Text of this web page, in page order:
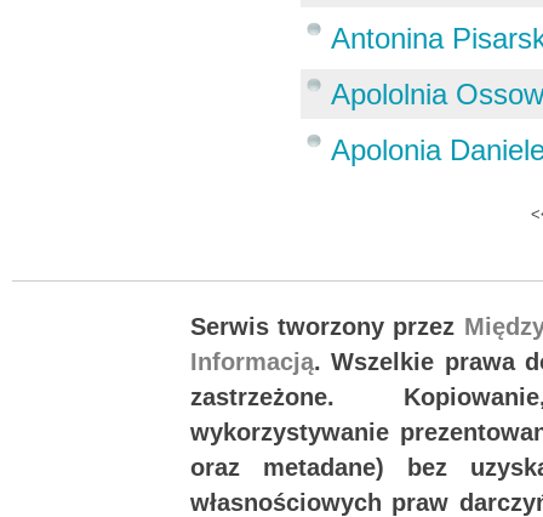
Antonina
Apololnia
Apolonia
Serwis tworzony przez
Informacją. Wszelkie prawa
zastrzeżone.
wykorzystywanie
oraz metadane) bez
własnościowych praw